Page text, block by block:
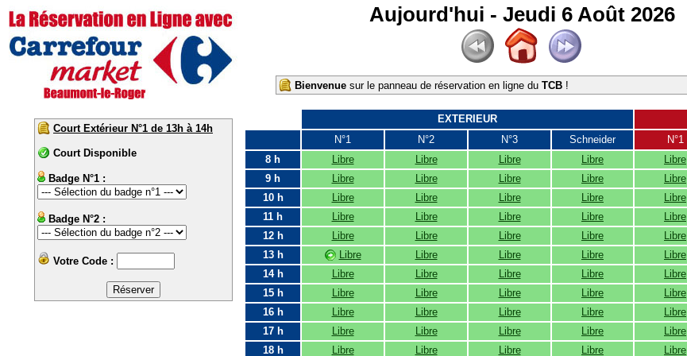
Aujourd'hui - Jeudi 6 Août 2026
Bienvenue sur le panneau de réservation en ligne du TCB !
Court Extérieur N°1 de 13h à 14h
Court Disponible
Badge N°1 :
Badge N°2 :
Votre Code :
EXTERIEUR
N°1
N°2 N°3 Schneider N°1
8 h
Libre Libre Libre Libre Libre
9 h
Libre Libre Libre Libre Libre
10 h
Libre Libre Libre Libre Libre
11 h
Libre Libre Libre Libre Libre
12 h
Libre Libre Libre Libre Libre
13 h
Libre Libre Libre Libre Libre
14 h
Libre Libre Libre Libre Libre
15 h
Libre Libre Libre Libre Libre
16 h
Libre Libre Libre Libre Libre
17 h
Libre Libre Libre Libre Libre
18 h
Libre Libre Libre Libre Libre